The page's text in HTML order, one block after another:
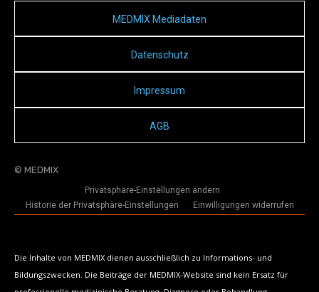
MEDMIX Mediadaten
Datenschutz
Impressum
AGB
© MEDMIX
Privatsphäre-Einstellungen ändern
Historie der Privatsphäre-Einstellungen
Einwilligungen widerrufen
Die Inhalte von MEDMIX dienen ausschließlich zu Informations- und
Bildungszwecken. Die Beiträge der MEDMIX-Website sind kein Ersatz für